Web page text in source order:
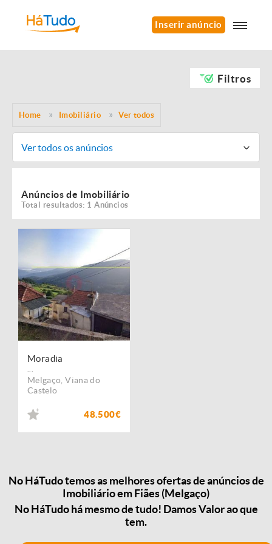
Inserir anúncio
Filtros
Home Imobiliário Ver todos
Ver todos os anúncios
Anúncios de Imobiliário
Total resultados: 1 Anúncios
Moradia
Melgaço ,Viana do
Castelo
48.500€
No HáTudo temos as melhores ofertas de anúncios de
Imobiliário em Fiães (Melgaço)
No HáTudo há mesmo de tudo! Damos Valor ao que
tem.